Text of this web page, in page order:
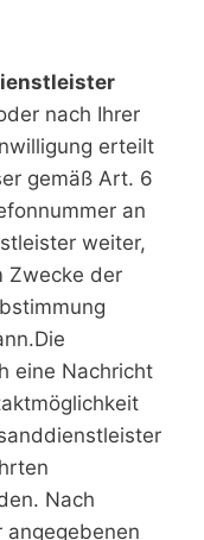
nach Ihrer
erteilt
gemäß Art. 6
an
weiter,
Zwecke der
eine Nachricht
Nach
angegebenen